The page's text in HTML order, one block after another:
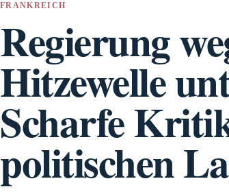
FRANKREICH
Regierung
Hitzewelle
Scharfe
politischen